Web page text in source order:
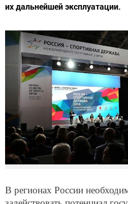
их дальнейшей эксплуатации.
В регионах России